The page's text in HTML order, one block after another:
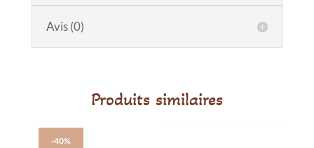
limitée
Avis (0)
Produits similaires
-40%